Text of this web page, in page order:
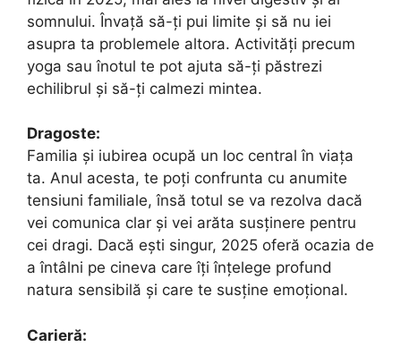
somnului. Învață să-ți pui limite și să nu iei
asupra ta problemele altora. Activități precum
yoga sau înotul te pot ajuta să-ți păstrezi
echilibrul și să-ți calmezi mintea.
Dragoste:
Familia și iubirea ocupă un loc central în viața
ta. Anul acesta, te poți confrunta cu anumite
tensiuni familiale, însă totul se va rezolva dacă
vei comunica clar și vei arăta susținere pentru
cei dragi. Dacă ești singur, 2025 oferă ocazia de
a întâlni pe cineva care îți înțelege profund
natura sensibilă și care te susține emoțional.
Carieră: